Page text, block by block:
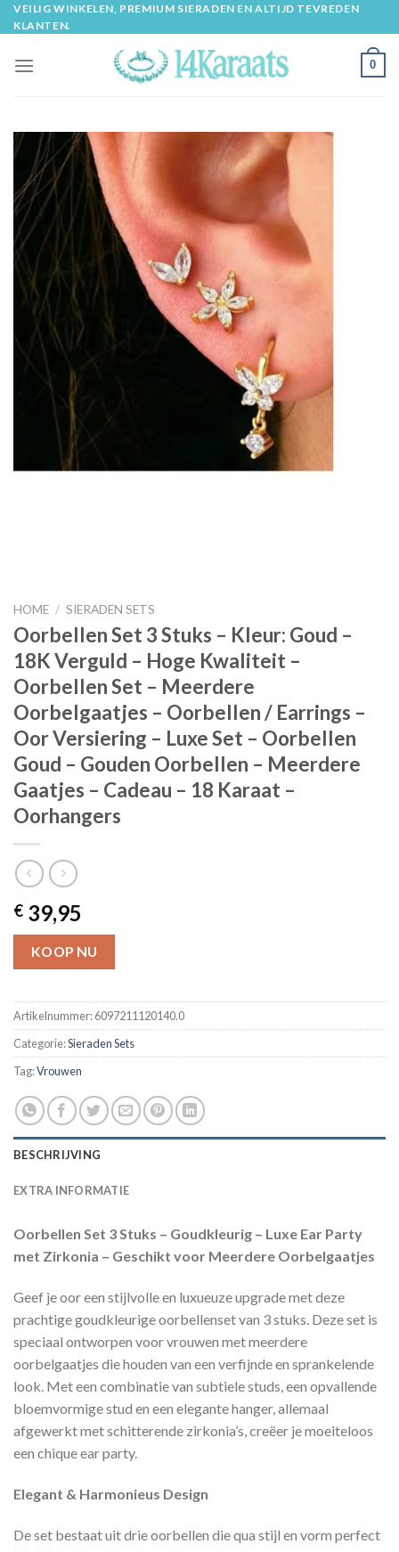
Skip
to
VEILIG WINKELEN, PREMIUM SIERADEN EN ALTIJD TEVREDEN
KLANTEN.
0
HOME / SIERADEN SETS
Oorbellen Set 3 Stuks – Kleur: Goud –
18K Verguld – Hoge Kwaliteit –
Oorbellen Set – Meerdere
Oorbelgaatjes – Oorbellen / Earrings –
Oor Versiering – Luxe Set – Oorbellen
Goud – Gouden Oorbellen – Meerdere
Gaatjes – Cadeau – 18 Karaat –
Oorhangers
€ 39,95
KOOP NU
Artikelnummer:6097211120140.0
Categorie:Sieraden Sets
Tag:Vrouwen
BESCHRIJVING
EXTRA INFORMATIE
Oorbellen Set 3 Stuks – Goudkleurig – Luxe Ear Party
met Zirkonia – Geschikt voor Meerdere Oorbelgaatjes
Geef je oor een stijlvolle en luxueuze upgrade met deze
prachtige goudkleurige oorbellenset van 3 stuks. Deze set is
speciaal ontworpen voor vrouwen met meerdere
oorbelgaatjes die houden van een verfijnde en sprankelende
look. Met een combinatie van subtiele studs, een opvallende
bloemvormige stud en een elegante hanger, allemaal
afgewerkt met schitterende zirkonia’s, creëer je moeiteloos
een chique ear party.
Elegant & Harmonieus Design
De set bestaat uit drie oorbellen die qua stijl en vorm perfect